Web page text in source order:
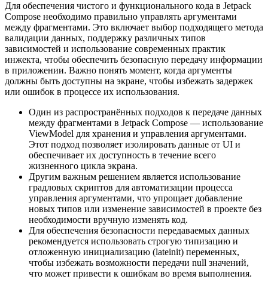
Для обеспечения чистого и функционального кода в Jetpack
Compose необходимо правильно управлять аргументами
между фрагментами. Это включает выбор подходящего метода
валидации данных, поддержку различных типов
зависимостей и использование современных практик
инжекта, чтобы обеспечить безопасную передачу информации
в приложении. Важно понять момент, когда аргументы
должны быть доступны на экране, чтобы избежать задержек
или ошибок в процессе их использования.
Один из распространённых подходов к передаче данных
между фрагментами в Jetpack Compose — использование
ViewModel для хранения и управления аргументами.
Этот подход позволяет изолировать данные от UI и
обеспечивает их доступность в течение всего
жизненного цикла экрана.
Другим важным решением является использование
градловых скриптов для автоматизации процесса
управления аргументами, что упрощает добавление
новых типов или изменение зависимостей в проекте без
необходимости вручную изменять код.
Для обеспечения безопасности передаваемых данных
рекомендуется использовать строгую типизацию и
отложенную инициализацию (lateinit) переменных,
чтобы избежать возможности передачи null значений,
что может привести к ошибкам во время выполнения.